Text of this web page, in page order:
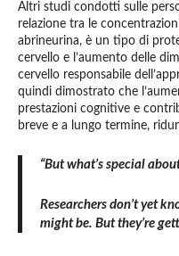
Altri studi condotti sulle
relazione tra le
abrineurina, è un tipo di
cervello e l’aumento delle
cervello responsabile
quindi dimostrato che
prestazioni cognitive e
breve e a lungo termine,
“But what’s special
Researchers don’t yet
might be. But they’re